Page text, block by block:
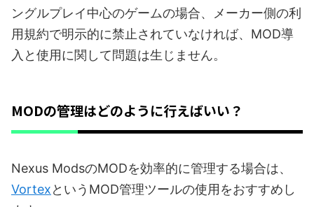
ングルプレイ中心のゲームの場合、メーカー側の利
用規約で明示的に禁止されていなければ、MOD導
入と使用に関して問題は生じません。
MODの管理はどのように行えばいい？
Nexus ModsのMODを効率的に管理する場合は、
VortexというMOD管理ツールの使用をおすすめし